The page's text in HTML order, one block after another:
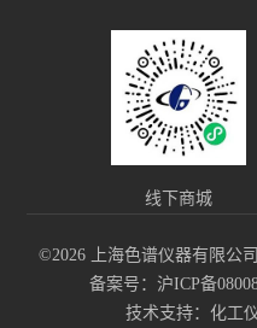
线下商城
©2026 上海色谱仪器有限公
备案号：沪ICP备
技术支持： 化工